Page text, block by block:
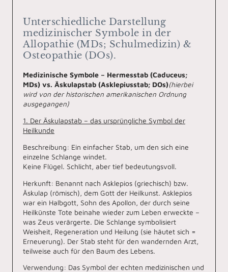
Unterschiedliche Darstellung
medizinischer Symbole in der
Allopathie (MDs; Schulmedizin) &
Osteopathie (DOs).
Medizinische Symbole – Hermesstab (Caduceus;
MDs) vs. Äskulapstab (Asklepiusstab; DOs)(hierbei
wird von der historischen amerikanischen Ordnung
ausgegangen)
1. Der Äskulapstab – das ursprüngliche Symbol der
Heilkunde
Beschreibung: Ein einfacher Stab, um den sich eine
einzelne Schlange windet.
Keine Flügel. Schlicht, aber tief bedeutungsvoll.
Herkunft: Benannt nach Asklepios (griechisch) bzw.
Äskulap (römisch), dem Gott der Heilkunst. Asklepios
war ein Halbgott, Sohn des Apollon, der durch seine
Heilkünste Tote beinahe wieder zum Leben erweckte –
was Zeus verärgerte. Die Schlange symbolisiert
Weisheit, Regeneration und Heilung (sie häutet sich =
Erneuerung). Der Stab steht für den wandernden Arzt,
teilweise auch für den Baum des Lebens.
Verwendung: Das Symbol der echten medizinischen und